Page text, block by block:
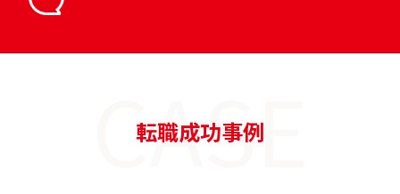
CASE
転職成功事例